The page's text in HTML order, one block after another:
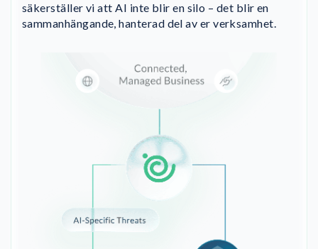
säkerställer vi att AI inte blir en silo – det blir en
sammanhängande, hanterad del av er verksamhet.